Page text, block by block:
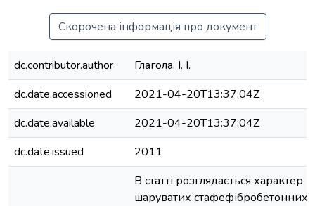
Скорочена інформація про документ
dc.contributor.author
Глагола, І. І.
dc.date.accessioned
2021-04-20T13:37:04Z
dc.date.available
2021-04-20T13:37:04Z
dc.date.issued
2011
В статті розглядається характер
шаруватих стафефібробетонних